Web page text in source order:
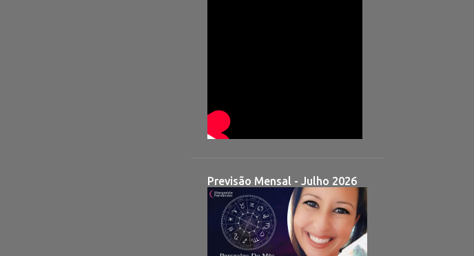
Previsão Mensal - Julho 2026